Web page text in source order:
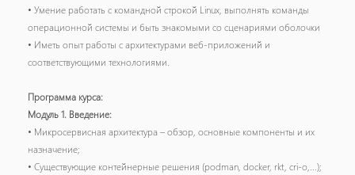
• Умение работать с командной строкой Linux, выполнять команды
операционной системы и быть знакомыми со сценариями оболочки
• Иметь опыт работы с архитектурами веб-приложений и
соответствующими технологиями.
Программа курса:
Модуль 1. Введение:
• Микросервисная архитектура – обзор, основные компоненты и их
назначение;
• Существующие контейнерные решения (podman, docker, rkt, cri-o,...);